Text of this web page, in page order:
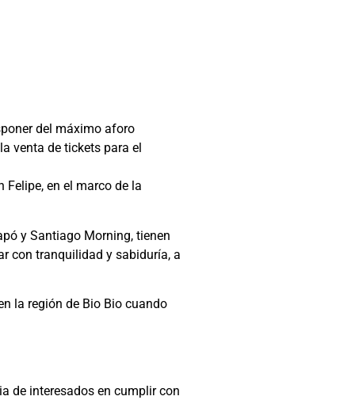
del máximo aforo
venta de tickets para el
en el marco de la
y Santiago Morning, tienen
con tranquilidad y sabiduría, a
la región de Bio Bio cuando
de interesados en cumplir con